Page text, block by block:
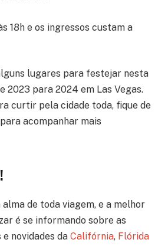
18h e os ingressos custam a
lugares para festejar nesta
2023 para 2024 em Las Vegas.
curtir pela cidade toda, fique de
acompanhar mais
de toda viagem, e a melhor
é se informando sobre as
novidades da Califórnia, Flórida